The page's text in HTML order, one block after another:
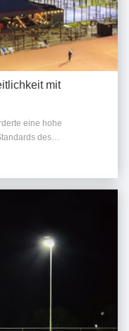
mit
eine hohe
des
und effizienten
erfolgreich die ...